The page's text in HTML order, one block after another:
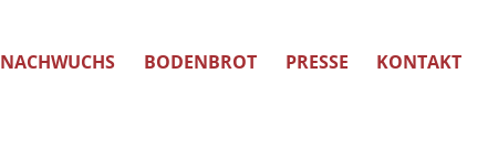
NACHWUCHS BODENBROT PRESSE KONTAKT